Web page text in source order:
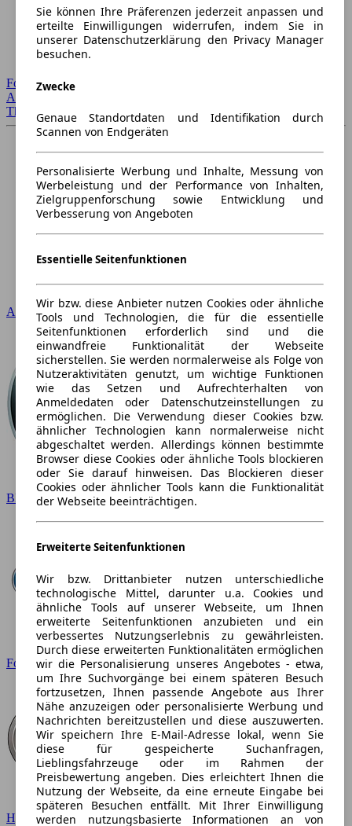
Forum Startseite
Alle Auto-Foren
Themen-Forum
Audi
BMW
Ford
Hyundai
Sie können Ihre Präferenzen jederzeit anpassen und
erteilte Einwilligungen widerrufen, indem Sie in
unserer Datenschutzerklärung den Privacy Manager
besuchen.
Zwecke
Genaue Standortdaten und Identifikation durch
Scannen von Endgeräten
Personalisierte Werbung und Inhalte, Messung von
Werbeleistung und der Performance von Inhalten,
Zielgruppenforschung sowie Entwicklung und
Verbesserung von Angeboten
Essentielle Seitenfunktionen
Wir bzw. diese Anbieter nutzen Cookies oder ähnliche
Tools und Technologien, die für die essentielle
Seitenfunktionen erforderlich sind und die
einwandfreie Funktionalität der Webseite
sicherstellen. Sie werden normalerweise als Folge von
Nutzeraktivitäten genutzt, um wichtige Funktionen
wie das Setzen und Aufrechterhalten von
Anmeldedaten oder Datenschutzeinstellungen zu
ermöglichen. Die Verwendung dieser Cookies bzw.
ähnlicher Technologien kann normalerweise nicht
abgeschaltet werden. Allerdings können bestimmte
Browser diese Cookies oder ähnliche Tools blockieren
oder Sie darauf hinweisen. Das Blockieren dieser
Cookies oder ähnlicher Tools kann die Funktionalität
der Webseite beeinträchtigen.
Erweiterte Seitenfunktionen
Wir bzw. Drittanbieter nutzen unterschiedliche
technologische Mittel, darunter u.a. Cookies und
ähnliche Tools auf unserer Webseite, um Ihnen
erweiterte Seitenfunktionen anzubieten und ein
verbessertes Nutzungserlebnis zu gewährleisten.
Durch diese erweiterten Funktionalitäten ermöglichen
wir die Personalisierung unseres Angebotes - etwa,
um Ihre Suchvorgänge bei einem späteren Besuch
fortzusetzen, Ihnen passende Angebote aus Ihrer
Nähe anzuzeigen oder personalisierte Werbung und
Nachrichten bereitzustellen und diese auszuwerten.
Wir speichern Ihre E-Mail-Adresse lokal, wenn Sie
diese für gespeicherte Suchanfragen,
Lieblingsfahrzeuge oder im Rahmen der
Preisbewertung angeben. Dies erleichtert Ihnen die
Nutzung der Webseite, da eine erneute Eingabe bei
späteren Besuchen entfällt. Mit Ihrer Einwilligung
werden nutzungsbasierte Informationen an von